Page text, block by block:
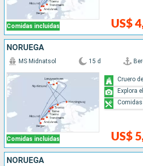
Comidas incluidas US$
NORUEGA
Comidas incluidas
MS Midnatsol 15 d
US$
Cruero
Explora
NORUEGA